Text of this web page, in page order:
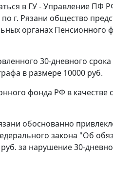
в ГУ - Управление ПФ
г. Рязани общество
органах Пенсионного
30-дневного
в размере 10000 руб.
фонда РФ в качестве
обоснованно
закона "Об
за нарушение 30-